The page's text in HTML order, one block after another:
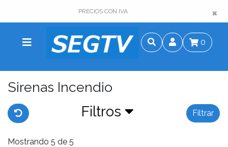
PRECIOS CON IVA ×
×
0
Sirenas Incendio
Filtros Filtrar
Mostrando 5 de 5